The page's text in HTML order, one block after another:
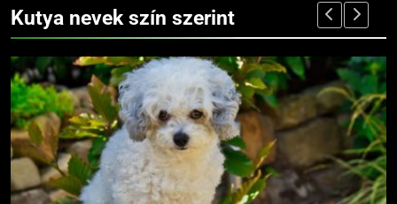
Kutya nevek szín szerint